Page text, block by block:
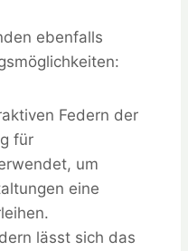
ebenfalls
Federn der
für
um
eine
lässt sich das